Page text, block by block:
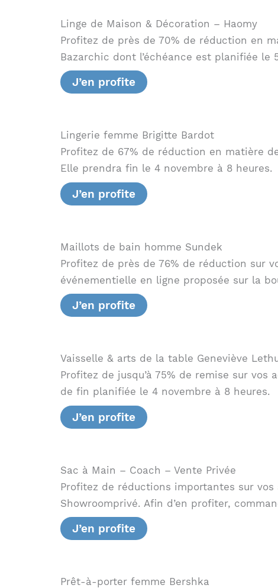
Linge de Maison & Décoration – Haomy
Profitez de près de 70% de réduction en
Bazarchic dont l’échéance est planifiée le
J’en profite
Lingerie femme Brigitte Bardot
Profitez de 67% de réduction en matière
Elle prendra fin le 4 novembre à 8 heures.
J’en profite
Maillots de bain homme Sundek
Profitez de près de 76% de réduction sur
événementielle en ligne proposée sur la
J’en profite
Vaisselle & arts de la table Geneviève
Profitez de jusqu’à 75% de remise sur
de fin planifiée le 4 novembre à 8 heures.
J’en profite
Sac à Main – Coach – Vente Privée
Profitez de réductions importantes sur
Showroomprivé. Afin d’en profiter,
J’en profite
Prêt-à-porter femme Bershka